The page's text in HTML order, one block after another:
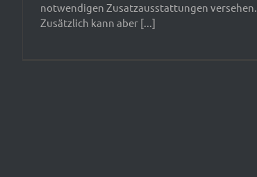
notwendigen Zusatzausstattungen versehen.
Zusätzlich kann aber [...]